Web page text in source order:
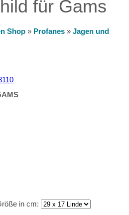
für Gams
Shop » Profanes » Jagen und
in cm: